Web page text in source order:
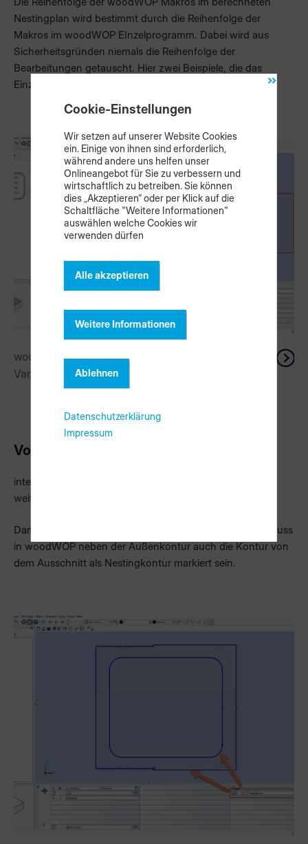
Nestingplan wird bestimmt durch die Reihenfolge der
Makros im woodWOP EInzelprogramm. Dabei wird aus
Sicherheitsgründen niemals die Reihenfolge der
Bearbeitungen getauscht. Hier zwei Beispiele, die das
Einzelteil und das Ergebnis im Nestingplan darstellen:
woodWOP Werkzeug Reihenfolge
Variante 1
Voraussetzungen für Teil-in-Teil Nesting
intelliDivide bietet die Möglichkeit, in einem Ausschnitt
weitere kleinere Teile zu positionieren.
Damit ein Ausschnitt in einem Werkstück erkannt wird muss
in woodWOP neben der Außenkontur auch die Kontur von
dem Ausschnitt als Nestingkontur markiert sein.
Cookie-Einstellungen
Wir setzen auf unserer Website Cookies
ein. Einige von ihnen sind erforderlich,
während andere uns helfen unser
Onlineangebot für Sie zu verbessern und
wirtschaftlich zu betreiben. Sie können
dies „Akzeptieren“ oder per Klick auf die
Schaltfläche "Weitere Informationen"
auswählen welche Cookies wir
verwenden dürfen
Alle akzeptieren
Weitere Informationen
Ablehnen
Datenschutzerklärung
Impressum